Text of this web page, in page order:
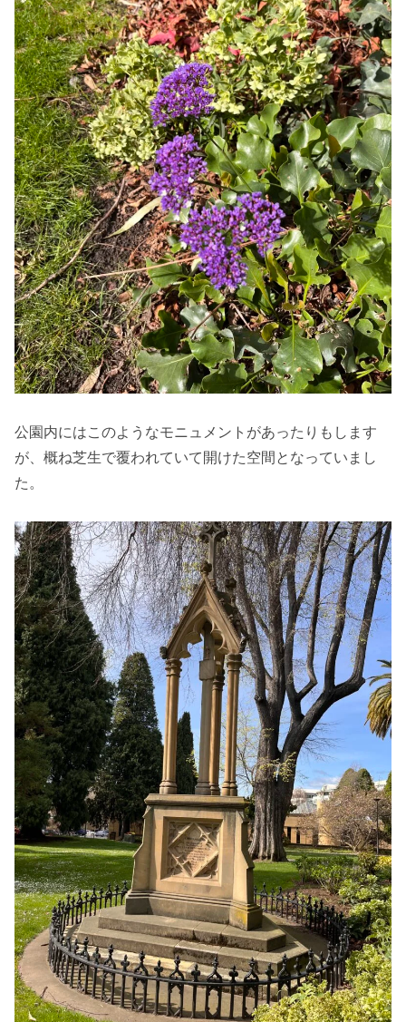
公園内にはこのようなモニュメントがあったりもします
が、概ね芝生で覆われていて開けた空間となっていまし
た。